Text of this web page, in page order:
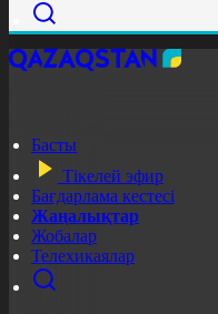
Басты
Тікелей эфир
Бағдарлама кестесі
Жаңалықтар
Жобалар
Телехикаялар